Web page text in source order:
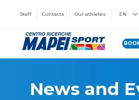
Staff Contacts Our athletes EN
News and